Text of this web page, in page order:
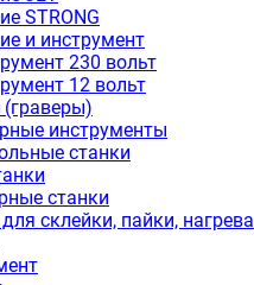
STRONG
и инструмент
230 вольт
12 вольт
инструменты
станки
станки
склейки, пайки, нагрева